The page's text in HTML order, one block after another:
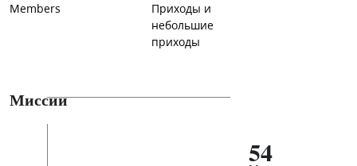
Members
Приходы и
небольшие
приходы
Миссии
54